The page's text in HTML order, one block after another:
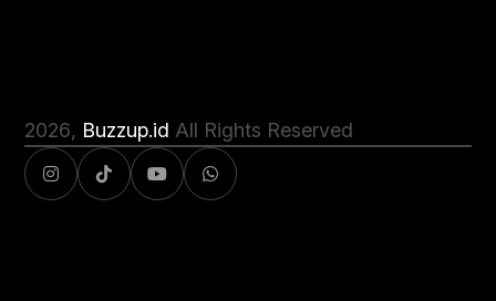
2026, Buzzup.id All Rights Reserved